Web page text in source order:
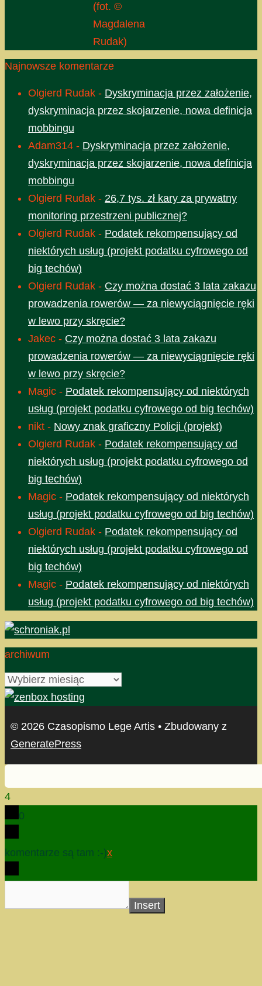
(fot. ©
Magdalena
Rudak)
Najnowsze komentarze
Olgierd Rudak - Dyskryminacja przez założenie,
dyskryminacja przez skojarzenie, nowa definicja
mobbingu
Adam314 - Dyskryminacja przez założenie,
dyskryminacja przez skojarzenie, nowa definicja
mobbingu
Olgierd Rudak - 26,7 tys. zł kary za prywatny
monitoring przestrzeni publicznej?
Olgierd Rudak - Podatek rekompensujący od
niektórych usług (projekt podatku cyfrowego od
big techów)
Olgierd Rudak - Czy można dostać 3 lata zakazu
prowadzenia rowerów — za niewyciągnięcie ręki
w lewo przy skręcie?
Jakec - Czy można dostać 3 lata zakazu
prowadzenia rowerów — za niewyciągnięcie ręki
w lewo przy skręcie?
Magic - Podatek rekompensujący od niektórych
usług (projekt podatku cyfrowego od big techów)
nikt - Nowy znak graficzny Policji (projekt)
Olgierd Rudak - Podatek rekompensujący od
niektórych usług (projekt podatku cyfrowego od
big techów)
Magic - Podatek rekompensujący od niektórych
usług (projekt podatku cyfrowego od big techów)
Olgierd Rudak - Podatek rekompensujący od
niektórych usług (projekt podatku cyfrowego od
big techów)
Magic - Podatek rekompensujący od niektórych
usług (projekt podatku cyfrowego od big techów)
archiwum
archiwum
© 2026 Czasopismo Lege Artis • Zbudowany z
GeneratePress
4
0
komentarze są tam :-)x
Insert